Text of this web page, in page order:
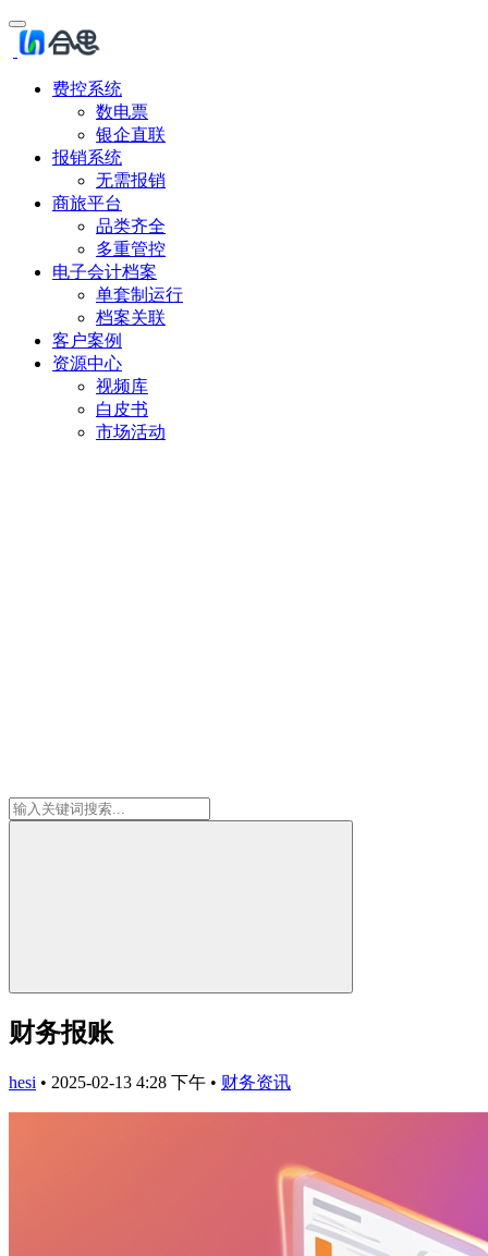
费控系统
数电票
银企直联
报销系统
无需报销
商旅平台
品类齐全
多重管控
电子会计档案
单套制运行
档案关联
客户案例
资源中心
视频库
白皮书
市场活动
财务报账
hesi • 2025-02-13 4:28 下午 • 财务资讯